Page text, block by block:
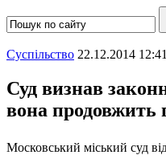
Суспiльство 22.12.2014 12:41
Суд визнав
вона продовжить
Московський міський суд